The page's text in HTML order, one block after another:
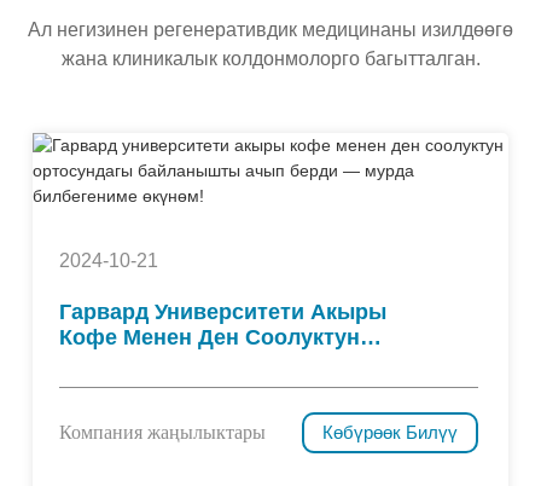
Ал негизинен регенеративдик медицинаны изилдөөгө
жана клиникалык колдонмолорго багытталган.
2024-10-21
Гарвард Университети Акыры
Кофе Менен Ден Соолуктун
Берди — Мурда Билбегениме
Компания жаңылыктары Көбүрөөк Билүү